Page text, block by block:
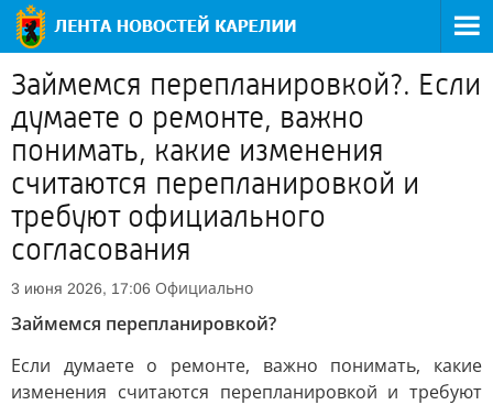
Займемся перепланировкой?. Если
думаете о ремонте, важно
понимать, какие изменения
считаются перепланировкой и
требуют официального
согласования
3 июня 2026, 17:06 Официально
Займемся перепланировкой?
Если думаете о ремонте, важно понимать, какие
изменения считаются перепланировкой и требуют